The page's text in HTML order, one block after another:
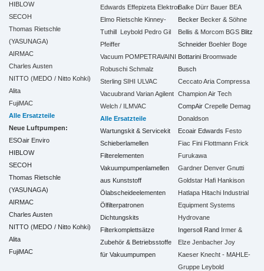
HIBLOW
SECOH
Thomas Rietschle
(YASUNAGA)
AIRMAC
Charles Austen
NITTO (MEDO / Nitto Kohki)
Alita
FujiMAC
Alle Ersatzteile
Neue Luftpumpen:
ESOair Enviro
HIBLOW
SECOH
Thomas Rietschle
(YASUNAGA)
AIRMAC
Charles Austen
NITTO (MEDO / Nitto Kohki)
Alita
FujiMAC
Edwards Effepizeta Elektror
Elmo Rietschle Kinney-
Tuthill Leybold Pedro Gil
Pfeiffer
Vacuum POMPETRAVAINI
Robuschi Schmalz
Sterling SIHI ULVAC
Vacuubrand Varian Agilent
Welch / ILMVAC
Alle Ersatzteile
Wartungskit & Servicekit
Schieberlamellen
Filterelementen
Vakuumpumpenlamellen
aus Kunststoff
Ölabscheideelementen
Ölfilterpatronen
Dichtungskits
Filterkomplettsätze
Zubehör & Betriebsstoffe
für Vakuumpumpen
Balke Dürr Bauer BEA
Becker Becker & Söhne
Bellis & Morcom BGS Blitz
Schneider Boehler Boge
Bottarini Broomwade
Busch
Ceccato Aria Compressa
Champion Air Tech
CompAir Crepelle Demag
Donaldson
Ecoair Edwards Festo
Fiac Fini Flottmann Frick
Furukawa
Gardner Denver Gnutti
Goldstar Hafi Hankison
Hatlapa Hitachi Industrial
Equipment Systems
Hydrovane
Ingersoll Rand Irmer &
Elze Jenbacher Joy
Kaeser Knecht - MAHLE-
Gruppe Leybold